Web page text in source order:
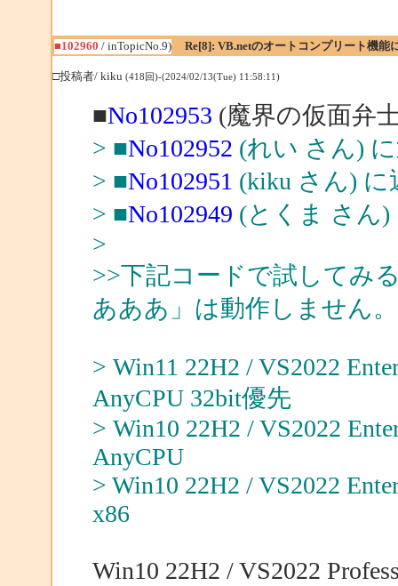
■102960 / inTopicNo.9) Re[8]: VB.netのオートコンプリート機能
□投稿者/ kiku (418回)-(2024/02/13(Tue) 11:58:11)
■No102953 (魔界の仮面弁
> ■No102952 (れい さん)
> ■No102951 (kiku さん) に
> ■No102949 (とくま さん)
>
>>下記コードで試してみ
あああ」は動作しません。
> Win11 22H2 / VS2022
AnyCPU 32bit優先
> Win10 22H2 / VS2022
AnyCPU
> Win10 22H2 / VS2022
x86
Win10 22H2 / VS2022